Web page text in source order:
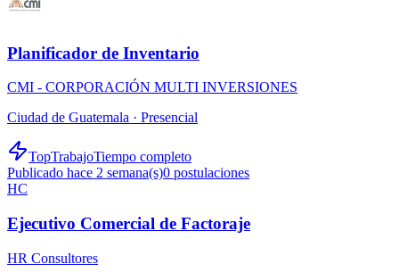
Planificador de Inventario
CMI - CORPORACIÓN MULTI INVERSIONES
Ciudad de Guatemala · Presencial
TopTrabajoTiempo completo
Publicado hace 2 semana(s)0 postulaciones
HC
Ejecutivo Comercial de Factoraje
HR Consultores